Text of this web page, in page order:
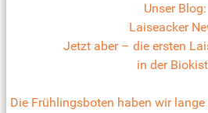
Unser Blog:
Laiseacker
Jetzt aber – die ersten
in der
Die Frühlingsboten haben wir